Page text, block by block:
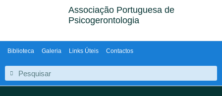
Associação Portuguesa de
Psicogerontologia
Biblioteca Galeria Links Úteis Contactos